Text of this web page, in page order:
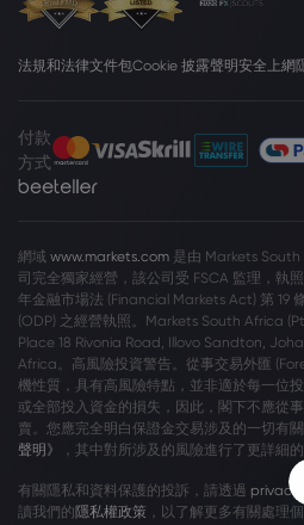
法規和法律文件包Cookie 披露聲明安全上網
付款
方式
網域 www.markets.com 是由 Markets South
司完全獨家經營，該公司受 FSCA 監理，執
年金融市場法 (Financial Markets Act) 第 19
(ODP) 之經營執照。Markets South Africa
Place 18 Rivonia Road, Illovo Sandton,
Africa。高風險投資警告。從事交易外匯
機性質，具有高風險特點，並非適於每一位
或全部投入資金的損失，因此，閣下不應從
賣。您應完全明白保證金交易涉及的一切有
聲明》
，其中對所涉及的風險進行了更詳細的
有關隱私和資料保護的投訴，請透過
讀我們的隱私權政策 ，以了解更多有關處理